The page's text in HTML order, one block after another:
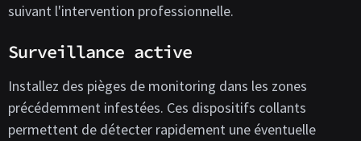
suivant l'intervention professionnelle.
Surveillance active
Installez des pièges de monitoring dans les zones
précédemment infestées. Ces dispositifs collants
permettent de détecter rapidement une éventuelle